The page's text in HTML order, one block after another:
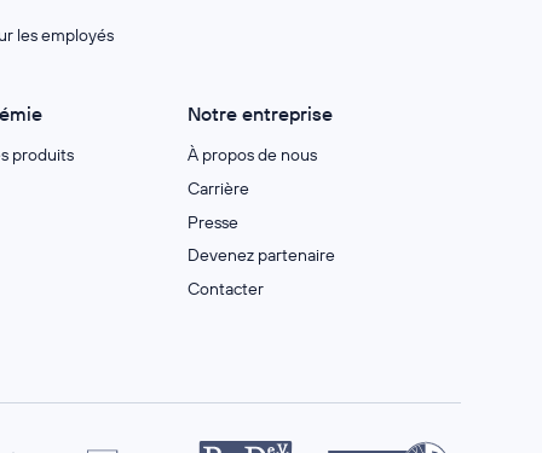
les employés
produits
Notre entreprise
À propos de nous
Carrière
Presse
Devenez partenaire
Contacter